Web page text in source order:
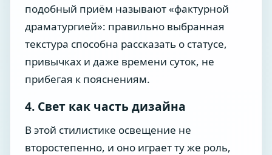
подобный приём называют «фактурной
драматургией»: правильно выбранная
текстура способна рассказать о статусе,
привычках и даже времени суток, не
прибегая к пояснениям.
4. Свет как часть дизайна
В этой стилистике освещение не
второстепенно, и оно играет ту же роль,